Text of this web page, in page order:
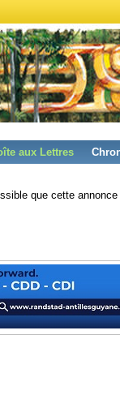
aux Lettres
que cette